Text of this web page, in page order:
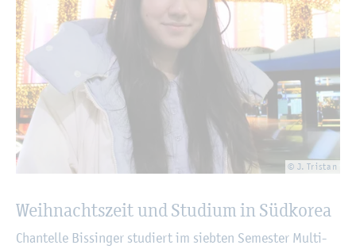
© J. Tris­tan
Weih­nachts­zeit und Stu­di­um in Süd­ko­rea
Chan­tel­le Bis­sin­ger stu­diert im sieb­ten Se­mes­ter Mul­ti­